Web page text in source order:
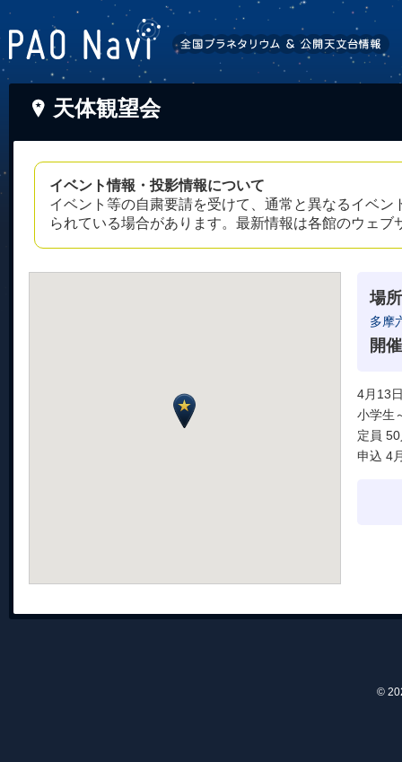
天体観望会
イベント情報・投影情報について
イベント等の自粛要請を受けて、通常と異なるイベ
られている場合があります。最新情報は各館のウェ
場所
多摩
開
4月13
小学生
定員
申込 4
©